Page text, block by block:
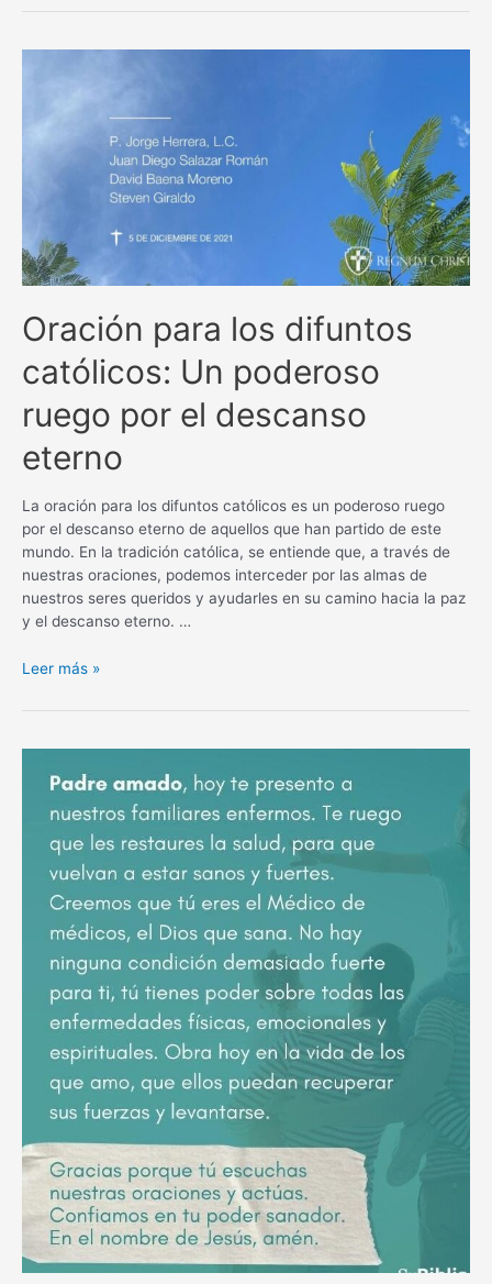
un
desplazamientos
Oración para los difuntos
católicos: Un poderoso
ruego por el descanso
eterno
La oración para los difuntos católicos es un poderoso ruego
por el descanso eterno de aquellos que han partido de este
mundo. En la tradición católica, se entiende que, a través de
nuestras oraciones, podemos interceder por las almas de
nuestros seres queridos y ayudarles en su camino hacia la paz
y el descanso eterno. …
Oración
los
poderoso
descanso
Leer más »